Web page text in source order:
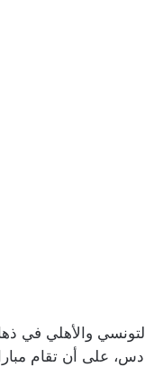
التونسي والأهلي
على أن تقام